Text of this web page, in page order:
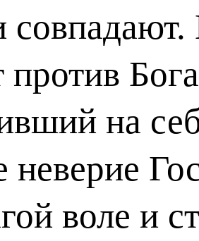
на
неверие
воле и